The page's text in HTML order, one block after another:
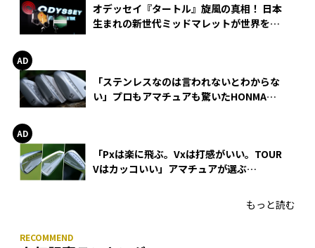
オデッセイ『タートル』旋風の真相！ 日本
生まれの新世代ミッドマレットが世界を席
「ステンレスなのは言われないとわからな
い」プロもアマチュアも驚いたHONMA
「Pxは楽に飛ぶ。Vxは打感がいい。TOUR
Vはカッコいい」アマチュアが選ぶ
もっと読む